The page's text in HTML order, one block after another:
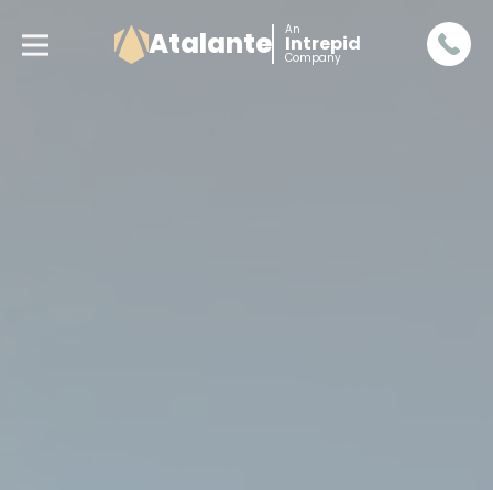
Atalante An
Intrepid
Company